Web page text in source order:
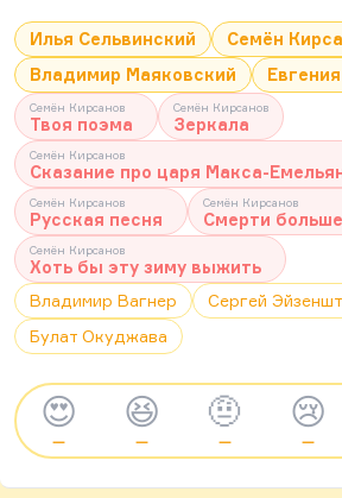
Илья Сельвинский
Семён
Владимир Маяковский
Семён Кирсанов
Твоя поэма
Семён Кирсанов
Зеркала
Семён Кирсанов
Сказание про царя Макса-
Семён Кирсанов
Русская песня
Семён Кирсанов
Смерти
Семён Кирсанов
Хоть бы эту зиму выжить
Владимир Вагнер
Сергей
Булат Окуджава
😍
—
😆
—
🤨
—
😢
—